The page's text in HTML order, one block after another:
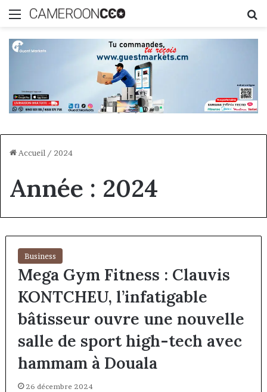
Menu
Accueil / 2024
Année : 2024
Business
Mega Gym Fitness : Clauvis
KONTCHEU, l’infatigable
bâtisseur ouvre une nouvelle
salle de sport high-tech avec
hammam à Douala
26 décembre 2024